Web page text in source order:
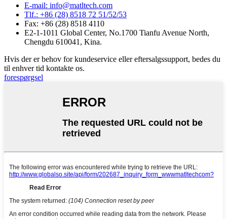
E-mail: info@matltech.com
Tlf.: +86 (28) 8518 72 51/52/53
Fax: +86 (28) 8518 4110
E2-1-1011 Global Center, No.1700 Tianfu Avenue North,
Chengdu 610041, Kina.
Hvis der er behov for kundeservice eller eftersalgssupport, bedes du
til enhver tid kontakte os.
forespørgsel